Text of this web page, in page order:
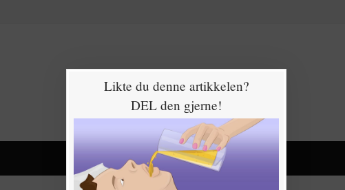
Likte du denne artikkelen?
DEL den gjerne!